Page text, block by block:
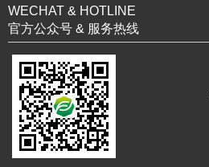
WECHAT & HOTLINE
官方公众号 & 服务热线